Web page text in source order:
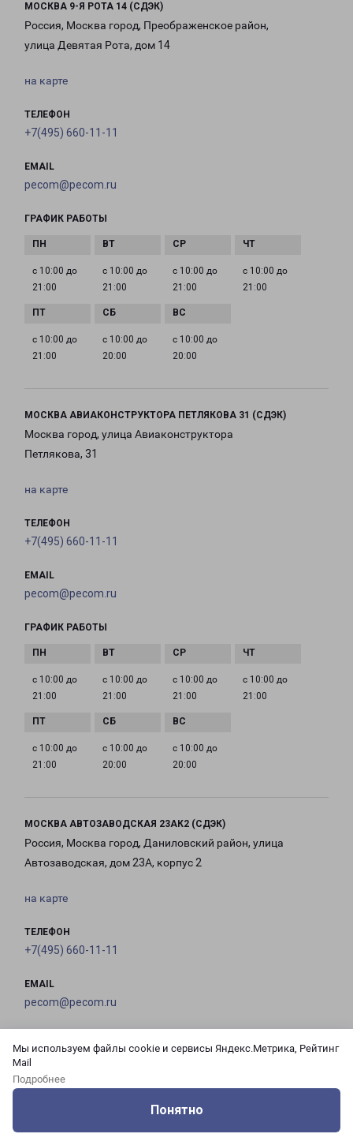
Мы используем файлы cookie и сервисы Яндекс.Метрика, Рейтинг
Mail
Подробнее
Понятно
МОСКВА 9-Я РОТА 14 (СДЭК)
Россия, Москва город, Преображенское район,
улица Девятая Рота, дом 14
на карте
ТЕЛЕФОН
+7(495) 660-11-11
EMAIL
pecom@pecom.ru
ГРАФИК РАБОТЫ
с 10:00 до
21:00
с 10:00 до
21:00
с 10:00 до
21:00
с 10:00 до
21:00
с 10:00 до
21:00
с 10:00 до
20:00
с 10:00 до
20:00
МОСКВА АВИАКОНСТРУКТОРА ПЕТЛЯКОВА 31 (СДЭК)
Москва город, улица Авиаконструктора
Петлякова, 31
на карте
ТЕЛЕФОН
+7(495) 660-11-11
EMAIL
pecom@pecom.ru
ГРАФИК РАБОТЫ
с 10:00 до
21:00
с 10:00 до
21:00
с 10:00 до
21:00
с 10:00 до
21:00
с 10:00 до
21:00
с 10:00 до
20:00
с 10:00 до
20:00
МОСКВА АВТОЗАВОДСКАЯ 23АК2 (СДЭК)
Россия, Москва город, Даниловский район, улица
Автозаводская, дом 23А, корпус 2
на карте
ТЕЛЕФОН
+7(495) 660-11-11
EMAIL
pecom@pecom.ru
с 10:00 до
с 10:00 до
с 10:00 до
21:00
с 10:00 до